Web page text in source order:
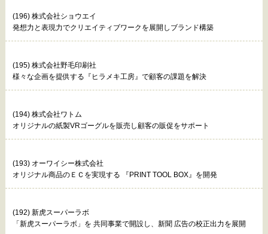
(196) 株式会社ショウエイ
発想力と表現力でクリエイティブワークを展開しブランド構築
(195) 株式会社野毛印刷社
様々な企画を提供する『ヒラメキ工房』で顧客の課題を解決
(194) 株式会社ワトム
オリジナルの紙製VRゴーグルを販売し顧客の販促をサポート
(193) オーワイシー株式会社
オリジナル商品のＥＣを実現する 『PRINT TOOL BOX』を開発
(192) 新虎スーパーラボ
「新虎スーパーラボ」を 共同事業で開設し、新聞 広告の校正出力を展開